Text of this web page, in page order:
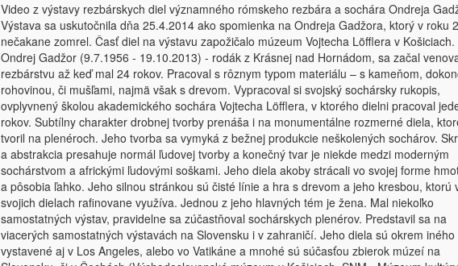
Video z výstavy rezbárskych diel významného rómskeho rezbára a sochára Ondreja
Výstava sa uskutočnila dňa 25.4.2014 ako spomienka na Ondreja Gadžora, ktorý v roku
nečakane zomrel. Časť diel na výstavu zapožičalo múzeum Vojtecha Löfflera v Košiciach.
Ondrej Gadžor (9.7.1956 - 19.10.2013) - rodák z Krásnej nad Hornádom, sa začal
rezbárstvu až keď mal 24 rokov. Pracoval s rôznym typom materiálu – s kameňom,
rohovinou, či mušľami, najmä však s drevom. Vypracoval si svojský sochársky rukopis,
ovplyvnený školou akademického sochára Vojtecha Löfflera, v ktorého dielni pracoval
rokov. Subtílny charakter drobnej tvorby prenáša i na monumentálne rozmerné diela,
tvoril na plenéroch. Jeho tvorba sa vymyká z bežnej produkcie neškolených sochárov.
a abstrakcia presahuje normál ľudovej tvorby a konečný tvar je niekde medzi moderným
sochárstvom a africkými ľudovými soškami. Jeho diela akoby strácali vo svojej forme
a pôsobia ľahko. Jeho silnou stránkou sú čisté línie a hra s drevom a jeho kresbou, ktorú
svojich dielach rafinovane využíva. Jednou z jeho hlavných tém je žena. Mal niekoľko
samostatných výstav, pravidelne sa zúčastňoval sochárskych plenérov. Predstavil sa na
viacerých samostatných výstavách na Slovensku i v zahraničí. Jeho diela sú okrem iného
vystavené aj v Los Angeles, alebo vo Vatikáne a mnohé sú súčasťou zbierok múzeí na